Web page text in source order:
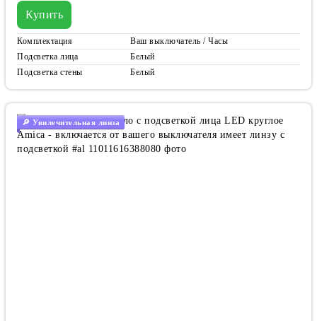
Купить
Комплектация
Ваш выключатель / Часы
Подсветка лица
Белый
Подсветка стены
Белый
🔎 Увилечительная линза